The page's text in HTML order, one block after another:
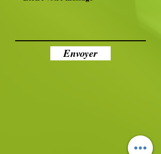
Envoyer